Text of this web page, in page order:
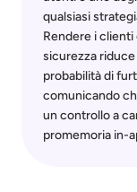
qualsiasi
Rendere i
sicurezza
probabilità di
comunicando
un controllo a
promemoria in-